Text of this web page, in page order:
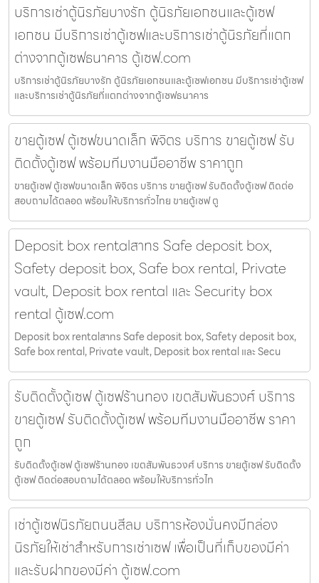
บริการเช่าตู้นิรภัยบางรัก ตู้นิรภัยเอกชนและตู้เซฟ
เอกชน มีบริการเช่าตู้เซฟและบริการเช่าตู้นิรภัยที่แตก
ต่างจากตู้เซฟธนาคาร ตู้เซฟ.com
บริการเช่าตู้นิรภัยบางรัก ตู้นิรภัยเอกชนและตู้เซฟเอกชน มีบริการเช่าตู้เซฟ
และบริการเช่าตู้นิรภัยที่แตกต่างจากตู้เซฟธนาคาร
ขายตู้เซฟ ตู้เซฟขนาดเล็ก พิจิตร บริการ ขายตู้เซฟ รับ
ติดตั้งตู้เซฟ พร้อมทีมงานมืออาชีพ ราคาถูก
ขายตู้เซฟ ตู้เซฟขนาดเล็ก พิจิตร บริการ ขายตู้เซฟ รับติดตั้งตู้เซฟ ติดต่อ
สอบถามได้ตลอด พร้อมให้บริการทั่วไทย ขายตู้เซฟ ตู
Deposit box rentalสาทร Safe deposit box,
Safety deposit box, Safe box rental, Private
vault, Deposit box rental และ Security box
rental ตู้เซฟ.com
Deposit box rentalสาทร Safe deposit box, Safety deposit box,
Safe box rental, Private vault, Deposit box rental และ Secu
รับติดตั้งตู้เซฟ ตู้เซฟร้านทอง เขตสัมพันธวงศ์ บริการ
ขายตู้เซฟ รับติดตั้งตู้เซฟ พร้อมทีมงานมืออาชีพ ราคา
ถูก
รับติดตั้งตู้เซฟ ตู้เซฟร้านทอง เขตสัมพันธวงศ์ บริการ ขายตู้เซฟ รับติดตั้ง
ตู้เซฟ ติดต่อสอบถามได้ตลอด พร้อมให้บริการทั่วไท
เช่าตู้เซฟนิรภัยถนนสีลม บริการห้องมั่นคงมีกล่อง
นิรภัยให้เช่าสำหรับการเช่าเซฟ เพื่อเป็นที่เก็บของมีค่า
และรับฝากของมีค่า ตู้เซฟ.com